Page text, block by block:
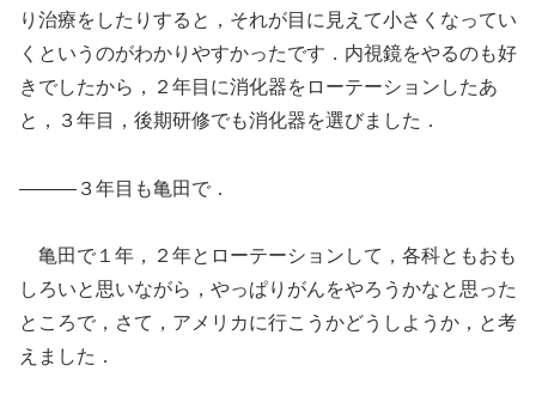
り治療をしたりすると，それが目に見えて小さくなってい
くというのがわかりやすかったです．内視鏡をやるのも好
きでしたから，２年目に消化器をローテーションしたあ
と，３年目，後期研修でも消化器を選びました．
―――３年目も亀田で．
亀田で１年，２年とローテーションして，各科ともおも
しろいと思いながら，やっぱりがんをやろうかなと思った
ところで，さて，アメリカに行こうかどうしようか，と考
えました．